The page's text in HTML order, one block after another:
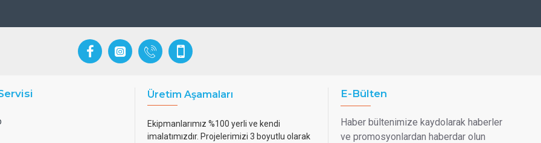
Üretim Aşamaları
Ekipmanlarımız %100 yerli ve kendi
imalatımızdır. Projelerimizi 3 boyutlu olarak
E-Bülten
Haber bültenimize kaydolarak haberler
ve promosyonlardan haberdar olun